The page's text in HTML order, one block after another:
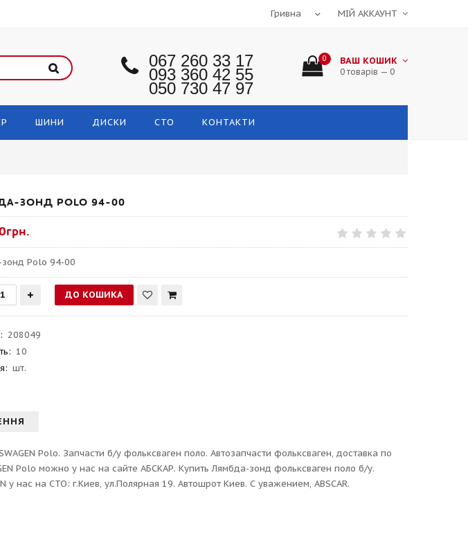
МІЙ АККАУНТ
067 260 33 17
093 360 42 55
050 730 47 97
0 ВАШ КОШИК
0 товарів — 0
ШИНИ ДИСКИ СТО КОНТАКТИ
ЗОНД POLO 94-00
Polo 94-00
: 208049
10
шт.
Polo. Запчасти б/у фольксваген поло. Автозапчасти фольксваген, доставка по
Polo можно у нас на сайте АБСКАР. Купить Лямбда-зонд фольксваген поло б/у.
у нас на СТО: г.Киев, ул.Полярная 19. Автошрот Киев. С уважением, ABSCAR.